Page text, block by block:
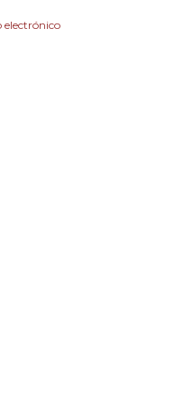
electrónico